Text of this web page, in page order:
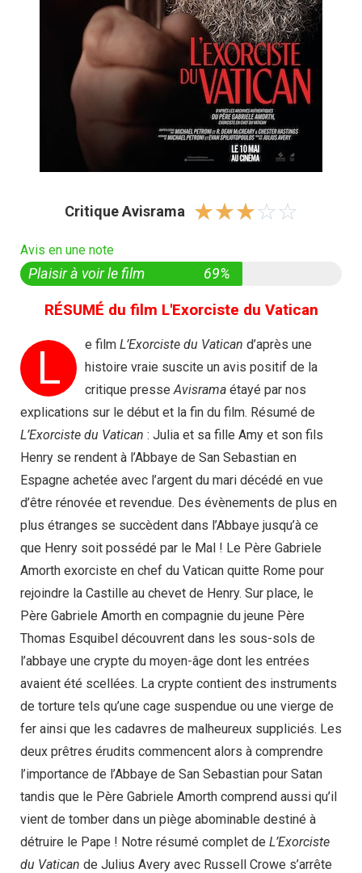
Critique Avisrama ☆☆☆☆☆
Avis en une note
Plaisir à voir le film 69%
RÉSUMÉ du film L'Exorciste du Vatican
L e film L’Exorciste du Vatican d’après une
histoire vraie suscite un avis positif de la
critique presseAvisrama étayé par nos
explications sur le début et la fin du film. Résumé de
L’Exorciste du Vatican : Julia et sa fille Amy et son fils
Henry se rendent à l’Abbaye de San Sebastian en
Espagne achetée avec l’argent du mari décédé en vue
d’être rénovée et revendue. Des évènements de plus en
plus étranges se succèdent dans l’Abbaye jusqu’à ce
que Henry soit possédé par le Mal ! Le Père Gabriele
Amorth exorciste en chef du Vatican quitte Rome pour
rejoindre la Castille au chevet de Henry. Sur place, le
Père Gabriele Amorth en compagnie du jeune Père
Thomas Esquibel découvrent dans les sous-sols de
l’abbaye une crypte du moyen-âge dont les entrées
avaient été scellées. La crypte contient des instruments
de torture tels qu’une cage suspendue ou une vierge de
fer ainsi que les cadavres de malheureux suppliciés. Les
deux prêtres érudits commencent alors à comprendre
l’importance de l’Abbaye de San Sebastian pour Satan
tandis que le Père Gabriele Amorth comprend aussi qu’il
vient de tomber dans un piège abominable destiné à
détruire le Pape ! Notre résumé complet de L’Exorciste
du Vatican de Julius Avery avec Russell Crowe s’arrête